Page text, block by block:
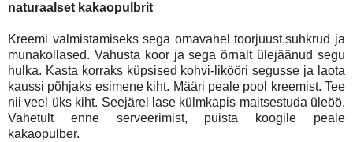
naturaalset kakaopulbrit
Kreemi valmistamiseks sega omavahel toorjuust,suhkrud ja
munakollased. Vahusta koor ja sega õrnalt ülejäänud segu
hulka. Kasta korraks küpsised kohvi-likööri segusse ja laota
kaussi põhjaks esimene kiht. Määri peale pool kreemist. Tee
nii veel üks kiht. Seejärel lase külmkapis maitsestuda üleöö.
Vahetult enne serveerimist, puista koogile peale
kakaopulber.